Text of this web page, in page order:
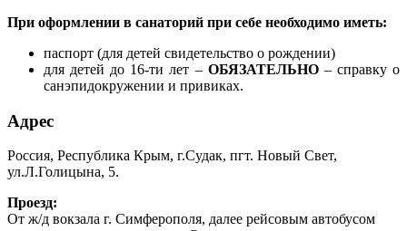
При оформлении в санаторий при себе необходимо иметь:
паспорт (для детей свидетельство о рождении)
для детей до 16-ти лет – ОБЯЗАТЕЛЬНО– справку о
санэпидокружении и привиках.
Адрес
Россия, Республика Крым, г.Судак, пгт. Новый Свет,
ул.Л.Голицына, 5.
Проезд:
От ж/д вокзала г. Симферополя, далее рейсовым автобусом